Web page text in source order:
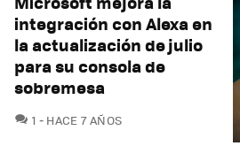
integración con Alexa en
la actualización de julio
para su consola de
sobremesa
1 COMENTARIOS
HACE 7 AÑOS